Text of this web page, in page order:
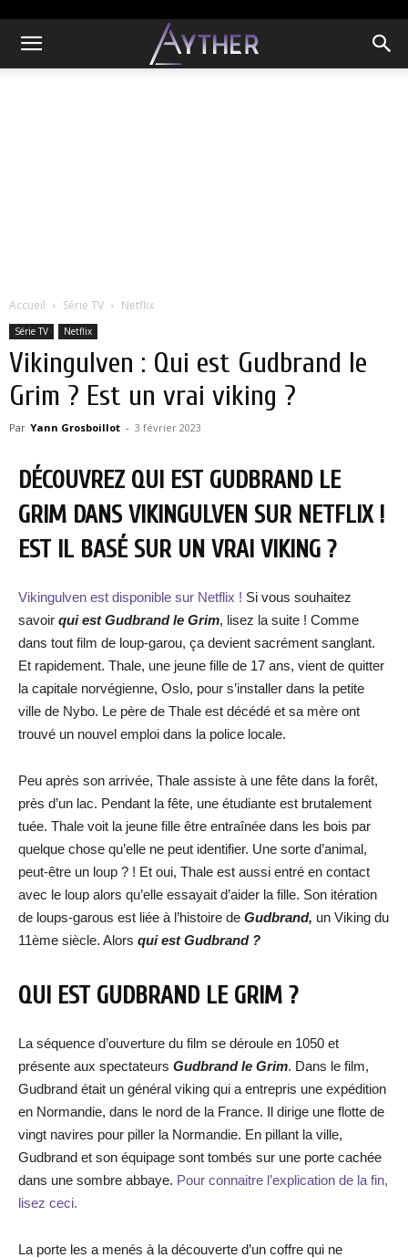
Accueil Série TV Netflix
Série TV Netflix
Vikingulven : Qui est Gudbrand le
Grim ? Est un vrai viking ?
Par Yann Grosboillot - 3 février 2023
DÉCOUVREZ QUI EST GUDBRAND LE
GRIM DANS VIKINGULVEN SUR NETFLIX !
EST IL BASÉ SUR UN VRAI VIKING ?
Vikingulven est disponible sur Netflix ! Si vous souhaitez
savoir qui est Gudbrand le Grim, lisez la suite ! Comme
dans tout film de loup-garou, ça devient sacrément sanglant.
Et rapidement. Thale, une jeune fille de 17 ans, vient de quitter
la capitale norvégienne, Oslo, pour s’installer dans la petite
ville de Nybo. Le père de Thale est décédé et sa mère ont
trouvé un nouvel emploi dans la police locale.
Peu après son arrivée, Thale assiste à une fête dans la forêt,
près d’un lac. Pendant la fête, une étudiante est brutalement
tuée. Thale voit la jeune fille être entraînée dans les bois par
quelque chose qu’elle ne peut identifier. Une sorte d’animal,
peut-être un loup ? ! Et oui, Thale est aussi entré en contact
avec le loup alors qu’elle essayait d’aider la fille. Son itération
de loups-garous est liée à l’histoire de Gudbrand, un Viking du
11ème siècle. Alors qui est Gudbrand ?
QUI EST GUDBRAND LE GRIM ?
La séquence d’ouverture du film se déroule en 1050 et
présente aux spectateurs Gudbrand le Grim. Dans le film,
Gudbrand était un général viking qui a entrepris une expédition
en Normandie, dans le nord de la France. Il dirige une flotte de
vingt navires pour piller la Normandie. En pillant la ville,
Gudbrand et son équipage sont tombés sur une porte cachée
dans une sombre abbaye. Pour connaitre l’explication de la fin,
lisez ceci.
La porte les a menés à la découverte d’un coffre qui ne